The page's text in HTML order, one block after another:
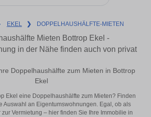
EKEL ❯ DOPPELHAUSHÄLFTE-MIETEN
Mieten Bottrop Ekel -
in der Nähe finden auch von privat
Doppelhaushälfte zum Mieten in Bottrop
Ekel
Ekel eine Doppelhaushälfte zum Mieten? Finden
Auswahl an Eigentumswohnungen. Egal, ob als
Vermietung – hier finden Sie Ihre Immobilie in